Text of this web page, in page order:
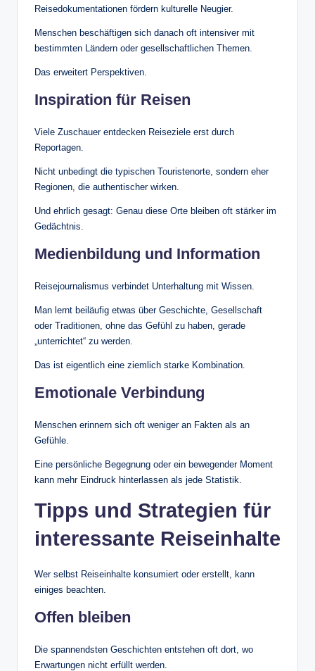
Reisedokumentationen fördern kulturelle Neugier.
Menschen beschäftigen sich danach oft intensiver mit
bestimmten Ländern oder gesellschaftlichen Themen.
Das erweitert Perspektiven.
Inspiration für Reisen
Viele Zuschauer entdecken Reiseziele erst durch
Reportagen.
Nicht unbedingt die typischen Touristenorte, sondern eher
Regionen, die authentischer wirken.
Und ehrlich gesagt: Genau diese Orte bleiben oft stärker im
Gedächtnis.
Medienbildung und Information
Reisejournalismus verbindet Unterhaltung mit Wissen.
Man lernt beiläufig etwas über Geschichte, Gesellschaft
oder Traditionen, ohne das Gefühl zu haben, gerade
„unterrichtet“ zu werden.
Das ist eigentlich eine ziemlich starke Kombination.
Emotionale Verbindung
Menschen erinnern sich oft weniger an Fakten als an
Gefühle.
Eine persönliche Begegnung oder ein bewegender Moment
kann mehr Eindruck hinterlassen als jede Statistik.
Tipps und Strategien für
interessante Reiseinhalte
Wer selbst Reiseinhalte konsumiert oder erstellt, kann
einiges beachten.
Offen bleiben
Die spannendsten Geschichten entstehen oft dort, wo
Erwartungen nicht erfüllt werden.